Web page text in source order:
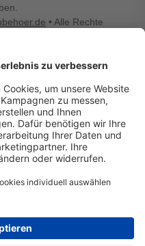
• Alle Rechte
Qualität für Ihr Office
passenden Druckerzubehör
Computer oder Ihr
genau
unter anderem Tinte
– großer sowie
Ihr Online Fachhandel für
oder den Alltag mit
macht, finden Sie
Beleuchtung,